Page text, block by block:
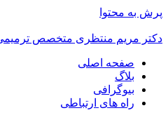
پرش به محتوا
دکتر مریم منتظری متخصص
صفحه اصلی
بلاگ
بیوگرافی
راه های ارتباطی